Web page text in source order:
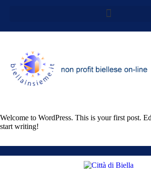
Welcome to WordPress. This is your first post.
start writing!